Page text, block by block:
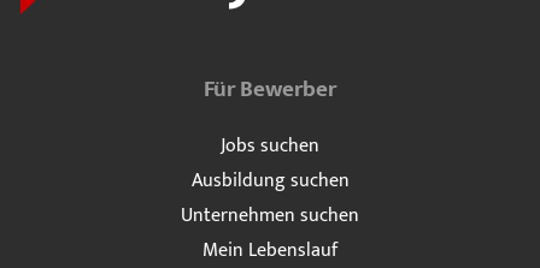
Für Bewerber
Jobs suchen
Ausbildung suchen
Unternehmen suchen
Mein Lebenslauf